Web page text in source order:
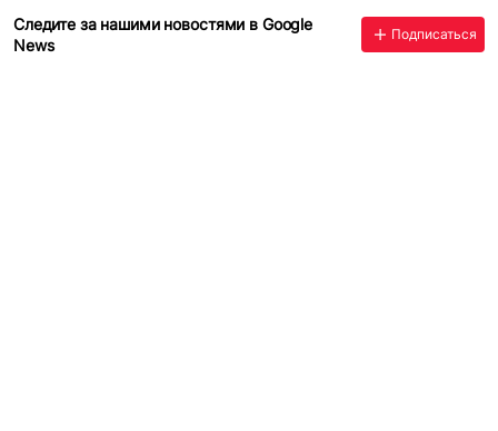
Следите за нашими новостями в Google
News
Подписаться